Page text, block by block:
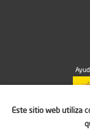
Este sitio web utiliza